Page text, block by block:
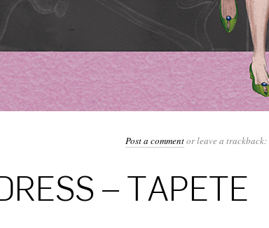
Post a commentor leave a trackback:
– TAPETE